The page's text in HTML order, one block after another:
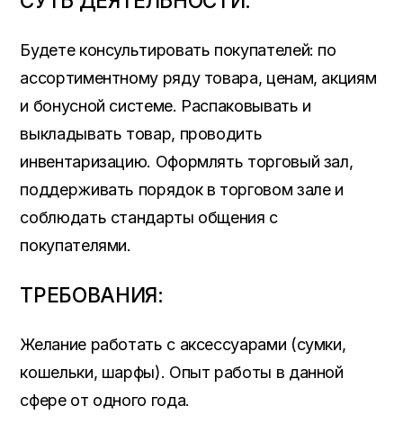
Будете консультировать покупателей: по
ассортиментному ряду товара, ценам, акциям
и бонусной системе. Распаковывать и
выкладывать товар, проводить
инвентаризацию. Оформлять торговый зал,
поддерживать порядок в торговом зале и
соблюдать стандарты общения с
покупателями.
ТРЕБОВАНИЯ:
Желание работать с аксессуарами (сумки,
кошельки, шарфы). Опыт работы в данной
сфере от одного года.